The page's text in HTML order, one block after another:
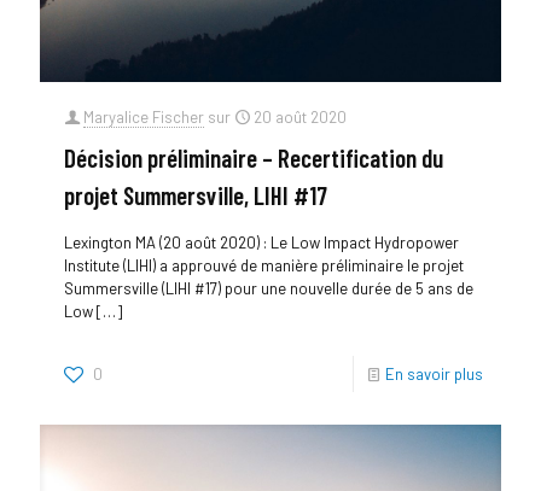
Maryalice Fischer sur 20 août 2020
Décision préliminaire – Recertification du
projet Summersville, LIHI #17
Lexington MA (20 août 2020) : Le Low Impact Hydropower
Institute (LIHI) a approuvé de manière préliminaire le projet
Summersville (LIHI #17) pour une nouvelle durée de 5 ans de
Low[…]
0 En savoir plus